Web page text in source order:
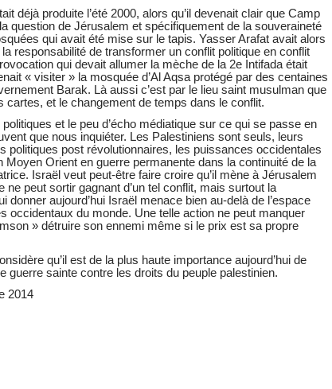
déjà produite l’été 2000, alors qu’il devenait clair que Camp
question de Jérusalem et spécifiquement de la souveraineté
qui avait été mise sur le tapis. Yasser Arafat avait alors
la responsabilité de transformer un conflit politique en conflit
qui devait allumer la mèche de la 2e Intifada était
« visiter » la mosquée d’Al Aqsa protégé par des centaines
Barak. Là aussi c’est par le lieu saint musulman que
cartes, et le changement de temps dans le conflit.
et le peu d’écho médiatique sur ce qui se passe en
que nous inquiéter. Les Palestiniens sont seuls, leurs
politiques post révolutionnaires, les puissances occidentales
Orient en guerre permanente dans la continuité de la
Israël veut peut-être faire croire qu’il mène à Jérusalem
ne peut sortir gagnant d’un tel conflit, mais surtout la
donner aujourd’hui Israël menace bien au-delà de l’espace
occidentaux du monde. Une telle action ne peut manquer
» détruire son ennemi même si le prix est sa propre
qu’il est de la plus haute importance aujourd’hui de
guerre sainte contre les droits du peuple palestinien.
2014